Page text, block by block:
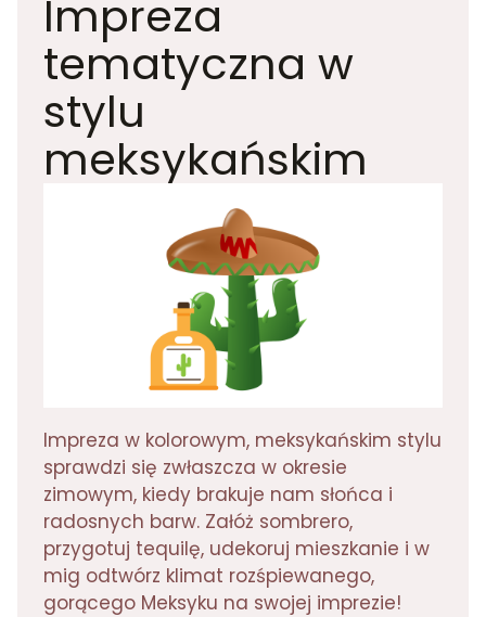
Impreza
tematyczna w
stylu
meksykańskim
Impreza w kolorowym, meksykańskim stylu
sprawdzi się zwłaszcza w okresie
zimowym, kiedy brakuje nam słońca i
radosnych barw. Załóż sombrero,
przygotuj tequilę, udekoruj mieszkanie i w
mig odtwórz klimat rozśpiewanego,
gorącego Meksyku na swojej imprezie!